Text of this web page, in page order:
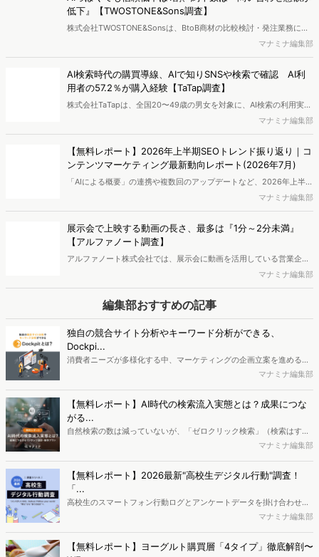
析から仮説構築、レポート作成までを自律的にサポートする
「Dockpit AIエージェント」の提供を開始いたしました。
低下』【TWOSTONE&Sons調査】
株式会社TWOSTONE&Sonsは、BtoB商材の比較検討・発注業務に携
わる担当者を対象に、コンテンツのAIっぽさに関する意識調査を実施
し、結果を公開しました。
マナミナ編集部
AI検索時代の購買導線、AIで知りSNSや検索で確認 AI利
用者の57.2％が購入経験【TaTap調査】
株式会社TaTapは、全国20〜49歳の男女を対象に、AI検索の利用実態
と、AIで知った商品をどこで確かめているかを調査し、結果を公開し
ました。
マナミナ編集部
【無料レポート】2026年上半期SEOトレンド振り返り｜コ
ンテンツマーケティング最新動向レポート(2026年7月)
「AIによる概要」の連携や複数回のアップデートなど、2026年上半期
のSEO領域には変化がありました。また生成AI利用は約1.6倍に伸長
し、最多のChatGPTを追う形でGeminiも15.1%へ拡大するなど、ユー
ザーの選択肢の多様化が進んでいます。WebマーケターやSEO担当者
必見の2026年上半期概要です。※本レポートは記事のフォームから無
料でDLできます。また、レポートをDLしていただいた方には特典も
ご用意しております。
マナミナ編集部
展示会で上映する動画の長さ、最多は『1分～2分未満』
【アルファノート調査】
アルファノート株式会社では、展示会に動画を活用している営業企
画・マーケティング担当者を対象に、展示会における動画活用の実態
調査を実施し、結果を公開しました。
マナミナ編集部
編集部おすすめの記事
独自の競合サイト分析やキーワード分析ができる、
Dockpi...
消費者ニーズが多様化する中、マーケティングの企画立案を進める上
で、競合分析や消費者分析の重要性がより高まっています。Web行動
データを活用し、Web上の消費者行動を起点とした競合サイト分析や
消費者分析が可能です。今回はDockpitならではの利便性の高い機能
や活用方法を解説します。
マナミナ編集部
【無料レポート】AI時代の検索流入実態とは？成果につな
がる...
自然検索の数は減っていないが、「ゼロクリック検索」（検索はする
がページには流入しない）の割合が増加しているのが、AI時代の検索
か、また、要因を理解した上で、成果に確実につながるコンテンツを
制作するにはどうするべきなのでしょうか。本レポートはこのような
疑問をお抱えのSEO・Webマーケティングご担当者様におすすめの内
容となっています。※本レポートは記事のフォームから無料でダウン
マナミナ編集部
【無料レポート】2026最新"高校生デジタル行動"調査！
「...
高校生のスマートフォン行動ログとアンケートデータを掛け合わせ、
最新の若年層（高校生）におけるデジタル行動実態やSNSの利用傾向
ち、スマートフォンを取り巻く環境が成熟するなか、新興SNSの台頭
マナミナ編集部
【無料レポート】ヨーグルト購買層「4タイプ」徹底解剖〜